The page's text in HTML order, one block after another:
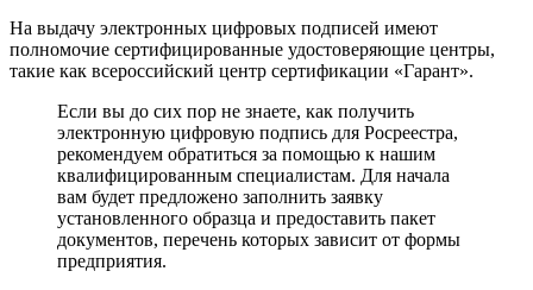
На выдачу электронных цифровых подписей имеют
полномочие сертифицированные удостоверяющие центры,
такие как всероссийский центр сертификации «Гарант».
Если вы до сих пор не знаете, как получить
электронную цифровую подпись для Росреестра,
рекомендуем обратиться за помощью к нашим
квалифицированным специалистам. Для начала
вам будет предложено заполнить заявку
установленного образца и предоставить пакет
документов, перечень которых зависит от формы
предприятия.